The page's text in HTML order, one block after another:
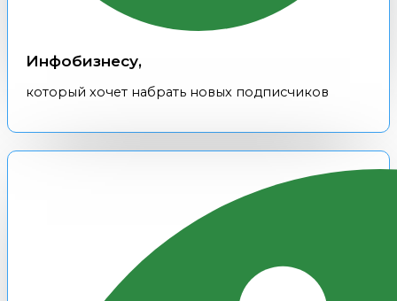
Инфобизнесу,
который хочет набрать новых подписчиков